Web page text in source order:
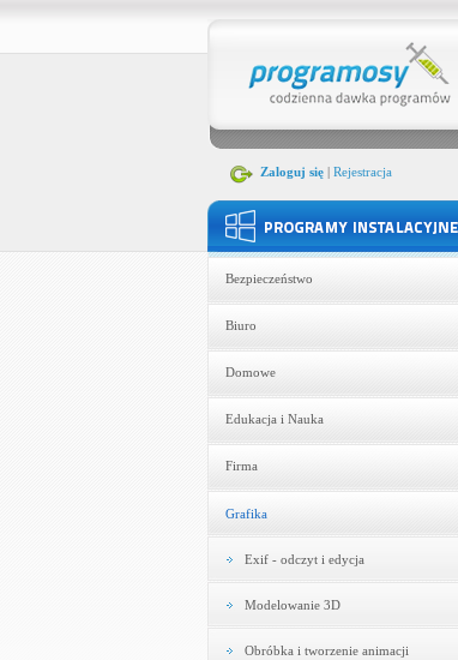
Zaloguj się| Rejestracja
Bezpieczeństwo
Biuro
Domowe
Edukacja i Nauka
Firma
Grafika
Exif - odczyt i edycja
Modelowanie 3D
Obróbka i tworzenie animacji